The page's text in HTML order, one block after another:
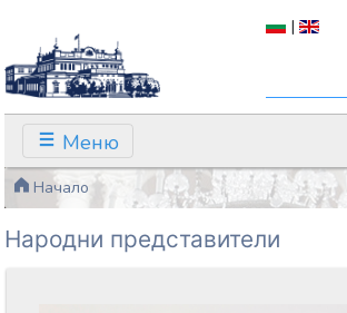
|
Меню
Начало
Народни представители